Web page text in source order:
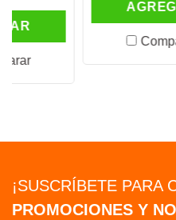
AGREGAR
Comparar
¡SUSCRÍBETE PARA
PROMOCIONES Y